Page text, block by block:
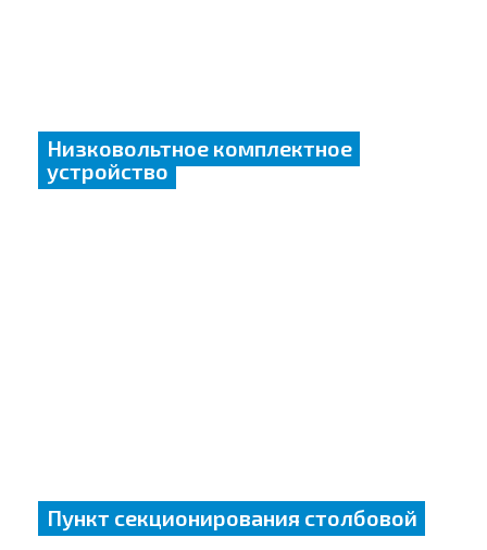
Низковольтное комплектное
устройство
Пункт секционирования столбовой